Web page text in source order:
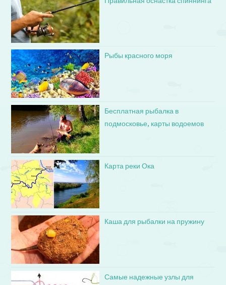
Рыбы красного моря
Бесплатная рыбалка в
подмосковье, карты водоемов
Карта реки Ока
Каша для рыбалки на пружину
Самые надежные узлы для